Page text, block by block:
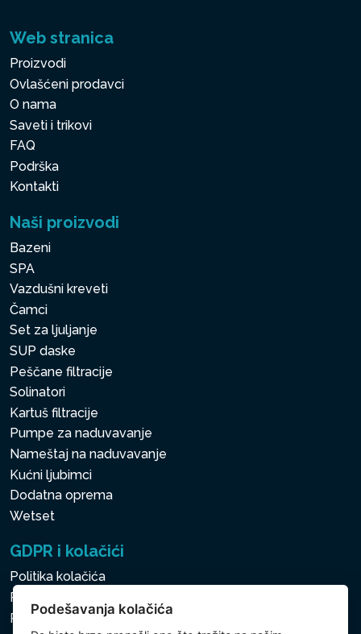
Web stranica
Proizvodi
Ovlašćeni prodavci
O nama
Saveti i trikovi
FAQ
Podrška
Kontakti
Naši proizvodi
Bazeni
SPA
Vazdušni kreveti
Čamci
Set za ljuljanje
SUP daske
Peščane filtracije
Solinatori
Kartuš filtracije
Pumpe za naduvavanje
Nameštaj na naduvavanje
Kućni ljubimci
Dodatna oprema
Wetset
GDPR i kolačići
Politika kolačića
Politika zaštite ličnih i drugih obrađivanih podataka
Politika kolačića
Podešavanja kolačića